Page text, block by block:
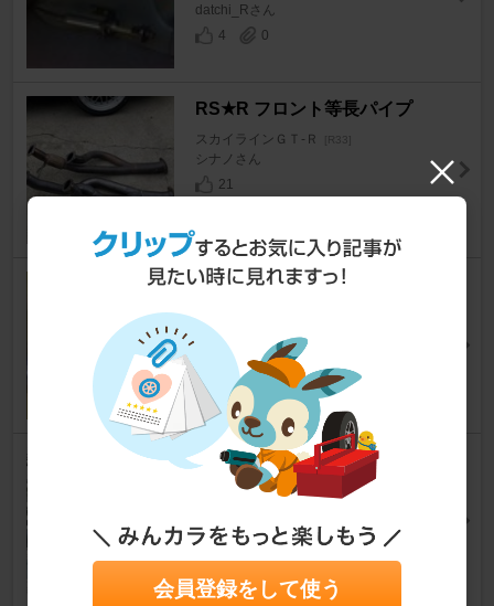
datchi_Rさん
4
0
RS★R フロント等長パイプ
スカイラインＧＴ‐Ｒ [R33]
シナノさん
21
SILKROAD リアメンバーリジ
スカイラインＧＴ‐Ｒ
morichan33Rさん
日産(純正) オプションカタログ
スカイラインＧＴ‐Ｒ [R33]
16
会員登録をして使う